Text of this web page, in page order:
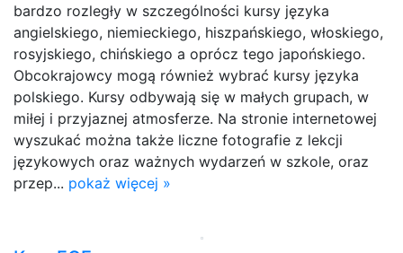
bardzo rozległy w szczególności kursy języka
angielskiego, niemieckiego, hiszpańskiego, włoskiego,
rosyjskiego, chińskiego a oprócz tego japońskiego.
Obcokrajowcy mogą również wybrać kursy języka
polskiego. Kursy odbywają się w małych grupach, w
miłej i przyjaznej atmosferze. Na stronie internetowej
wyszukać można także liczne fotografie z lekcji
językowych oraz ważnych wydarzeń w szkole, oraz
przep... pokaż więcej »